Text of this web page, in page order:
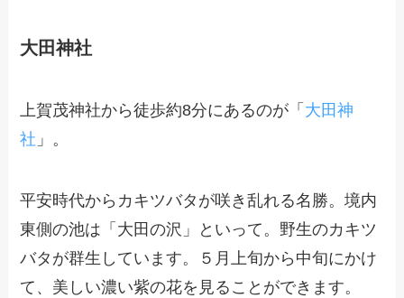
大田神社
上賀茂神社から徒歩約8分にあるのが「 大田神
社 」。
平安時代からカキツバタが咲き乱れる名勝。境内
東側の池は「大田の沢」といって。野生のカキツ
バタが群生しています。５月上旬から中旬にかけ
て、美しい濃い紫の花を見ることができます。